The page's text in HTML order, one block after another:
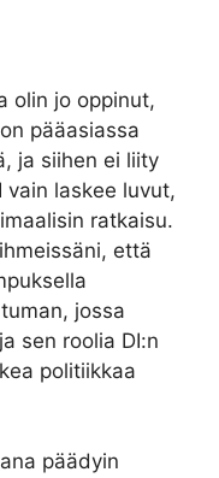
olin jo oppinut,
pääasiassa
ja siihen ei liity
vain laskee luvut,
ratkaisu.
että
jossa
sen roolia DI:n
politiikkaa
päädyin